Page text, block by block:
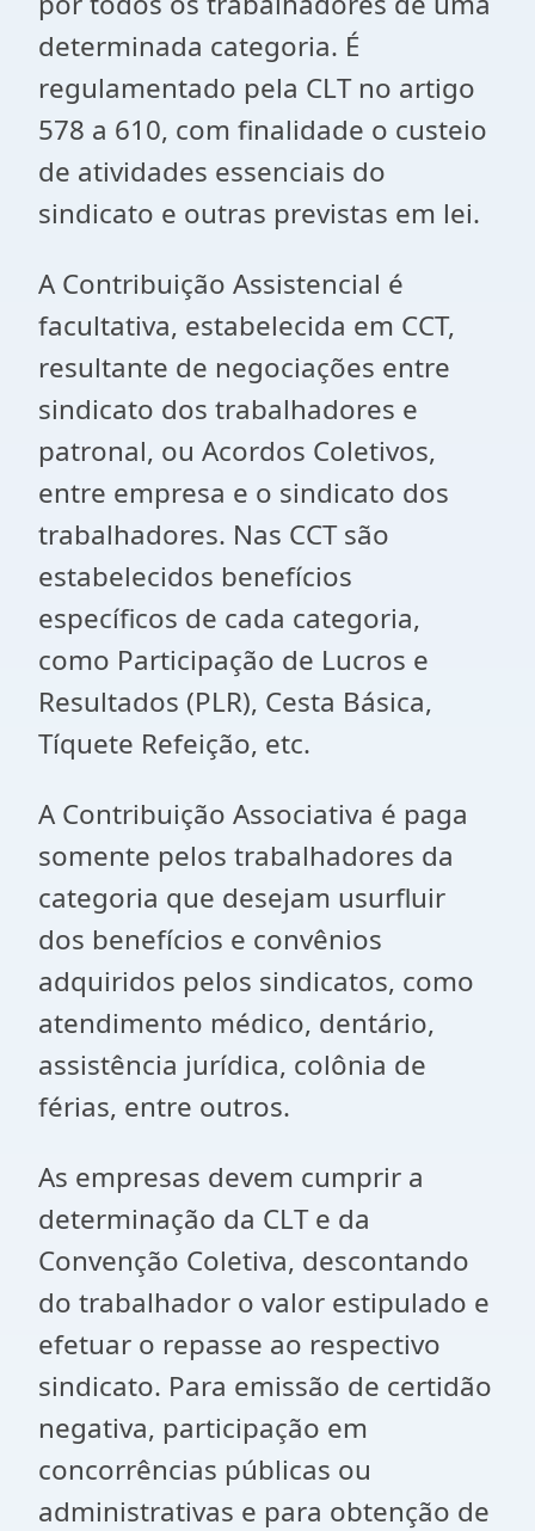
determinada categoria. É
regulamentado pela CLT no artigo
578 a 610, com finalidade o custeio
de atividades essenciais do
sindicato e outras previstas em lei.
A Contribuição Assistencial é
facultativa, estabelecida em CCT,
resultante de negociações entre
sindicato dos trabalhadores e
patronal, ou Acordos Coletivos,
entre empresa e o sindicato dos
trabalhadores. Nas CCT são
estabelecidos benefícios
específicos de cada categoria,
como Participação de Lucros e
Resultados (PLR), Cesta Básica,
Tíquete Refeição, etc.
A Contribuição Associativa é paga
somente pelos trabalhadores da
categoria que desejam usurfluir
dos benefícios e convênios
adquiridos pelos sindicatos, como
atendimento médico, dentário,
assistência jurídica, colônia de
férias, entre outros.
As empresas devem cumprir a
determinação da CLT e da
Convenção Coletiva, descontando
do trabalhador o valor estipulado e
efetuar o repasse ao respectivo
sindicato. Para emissão de certidão
negativa, participação em
concorrências públicas ou
administrativas e para obtenção de